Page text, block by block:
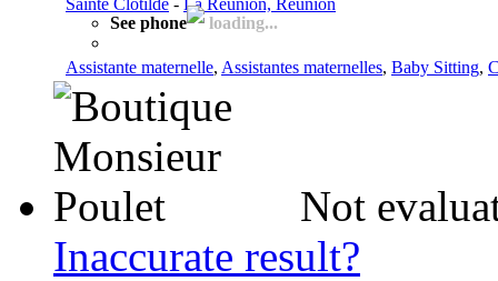
See phone
loading...
Assistante maternelle, Assistantes maternelles, Baby Sitting,
Not
Inaccurate result?